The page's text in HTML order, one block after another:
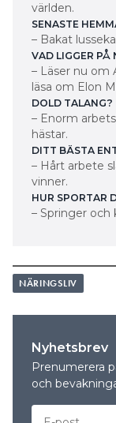
världen.
SENASTE
– Bakat
VAD LIGGER PÅ
– Läser nu om
läsa om Elon
DOLD TALANG?
– Enorm
hästar.
DITT BÄSTA
– Hårt arbete
vinner.
HUR SPORTAR
– Springer och
NÄRINGSLIV
Nyhetsbrev
Prenumerera
och